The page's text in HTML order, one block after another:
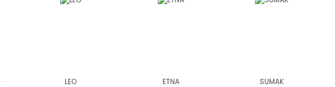
LEO ETNA SUMAK